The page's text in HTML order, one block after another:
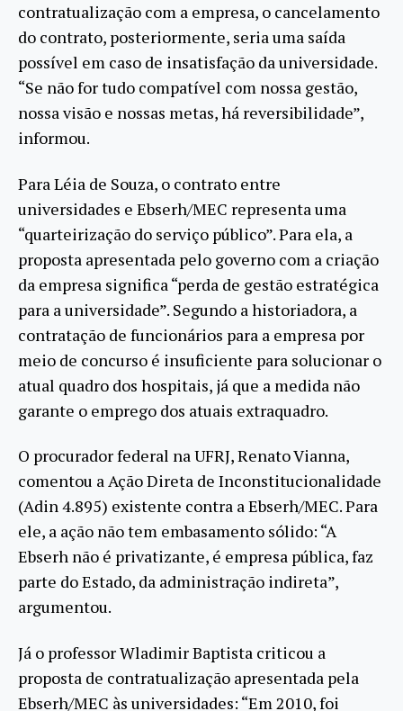
contratualização com a empresa, o cancelamento
do contrato, posteriormente, seria uma saída
possível em caso de insatisfação da universidade.
“Se não for tudo compatível com nossa gestão,
nossa visão e nossas metas, há reversibilidade”,
informou.
Para Léia de Souza, o contrato entre
universidades e Ebserh/MEC representa uma
“quarteirização do serviço público”. Para ela, a
proposta apresentada pelo governo com a criação
da empresa significa “perda de gestão estratégica
para a universidade”. Segundo a historiadora, a
contratação de funcionários para a empresa por
meio de concurso é insuficiente para solucionar o
atual quadro dos hospitais, já que a medida não
garante o emprego dos atuais extraquadro.
O procurador federal na UFRJ, Renato Vianna,
comentou a Ação Direta de Inconstitucionalidade
(Adin 4.895) existente contra a Ebserh/MEC. Para
ele, a ação não tem embasamento sólido: “A
Ebserh não é privatizante, é empresa pública, faz
parte do Estado, da administração indireta”,
argumentou.
Já o professor Wladimir Baptista criticou a
proposta de contratualização apresentada pela
Ebserh/MEC às universidades: “Em 2010, foi